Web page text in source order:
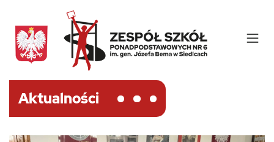
Aktualności